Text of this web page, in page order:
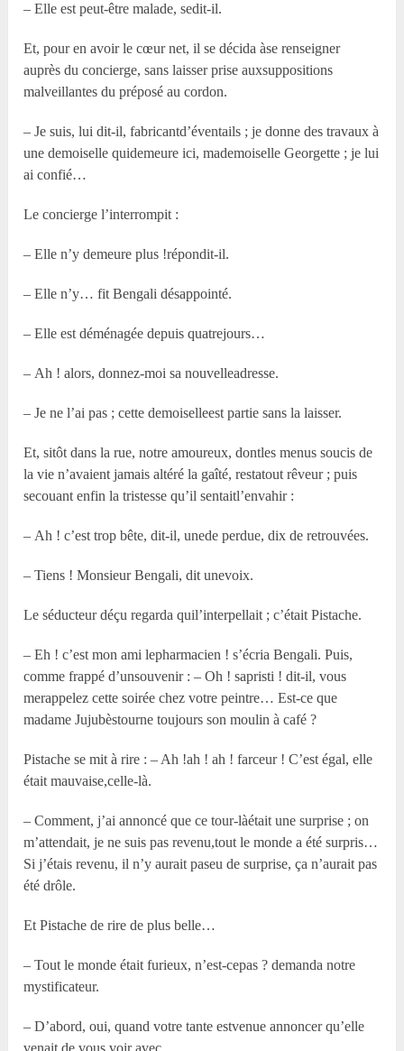
– Elle est peut-être malade, sedit-il.
Et, pour en avoir le cœur net, il se décida àse renseigner
auprès du concierge, sans laisser prise auxsuppositions
malveillantes du préposé au cordon.
– Je suis, lui dit-il, fabricantd’éventails ; je donne des travaux à
une demoiselle quidemeure ici, mademoiselle Georgette ; je lui
ai confié…
Le concierge l’interrompit :
– Elle n’y demeure plus !répondit-il.
– Elle n’y… fit Bengali désappointé.
– Elle est déménagée depuis quatrejours…
– Ah ! alors, donnez-moi sa nouvelleadresse.
– Je ne l’ai pas ; cette demoiselleest partie sans la laisser.
Et, sitôt dans la rue, notre amoureux, dontles menus soucis de
la vie n’avaient jamais altéré la gaîté, restatout rêveur ; puis
secouant enfin la tristesse qu’il sentaitl’envahir :
– Ah ! c’est trop bête, dit-il, unede perdue, dix de retrouvées.
– Tiens ! Monsieur Bengali, dit unevoix.
Le séducteur déçu regarda quil’interpellait ; c’était Pistache.
– Eh ! c’est mon ami lepharmacien ! s’écria Bengali. Puis,
comme frappé d’unsouvenir : – Oh ! sapristi ! dit-il, vous
merappelez cette soirée chez votre peintre… Est-ce que
madame Jujubèstourne toujours son moulin à café ?
Pistache se mit à rire : – Ah !ah ! ah ! farceur ! C’est égal, elle
était mauvaise,celle-là.
– Comment, j’ai annoncé que ce tour-làétait une surprise ; on
m’attendait, je ne suis pas revenu,tout le monde a été surpris…
Si j’étais revenu, il n’y aurait paseu de surprise, ça n’aurait pas
été drôle.
Et Pistache de rire de plus belle…
– Tout le monde était furieux, n’est-cepas ? demanda notre
mystificateur.
– D’abord, oui, quand votre tante estvenue annoncer qu’elle